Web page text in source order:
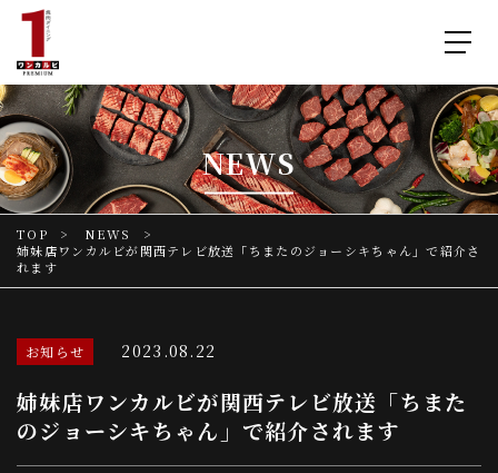
NEWS
TOP
NEWS
姉妹店ワンカルビが関西テレビ放送「ちまたのジョーシキちゃん」で紹介さ
れます
お知らせ 2023.08.22
姉妹店ワンカルビが関西テレビ放送「ちまた
のジョーシキちゃん」で紹介されます